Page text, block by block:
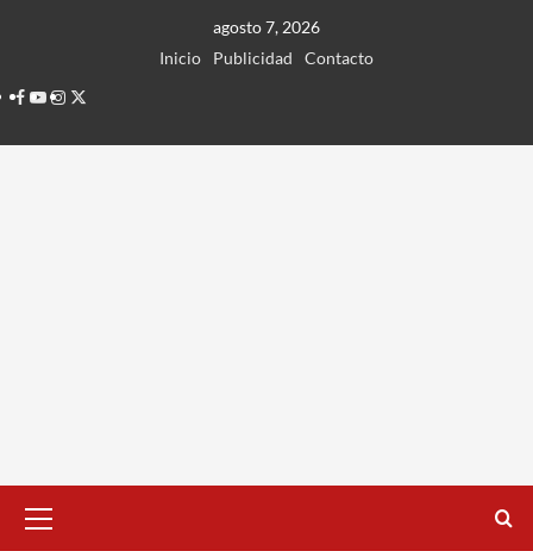
agosto 7, 2026
Inicio
Publicidad
Contacto
Facebook
Youtube
Instagram
Twitter
principal